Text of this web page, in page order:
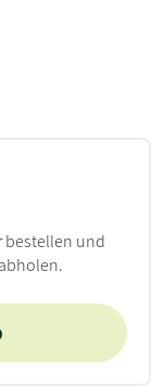
bestellen und